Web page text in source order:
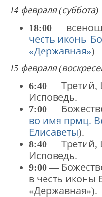
14 февраля (суббота)
18:00—
честь иконы
«Державная»).
15 февраля
6:40— Третий,
Исповедь.
7:00—
во имя прмц.
Елисаветы).
8:40— Третий,
Исповедь.
9:00—
в честь иконы
«Державная»).